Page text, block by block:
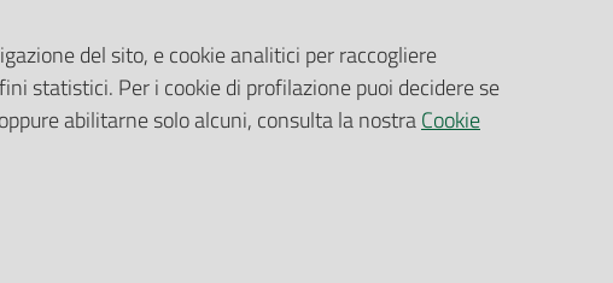
Gare e Appalti
Richiesta Patrocinio
del sito, e cookie analitici per raccogliere
statistici. Per i cookie di profilazione puoi decidere se
abilitarne solo alcuni, consulta la nostraCookie